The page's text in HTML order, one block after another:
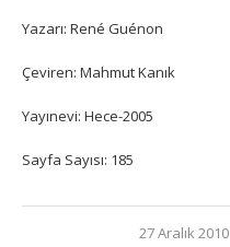
Yazarı: René Guénon
Çeviren: Mahmut Kanık
Yayınevi: Hece-2005
Sayfa Sayısı: 185
27 Aralık 2010